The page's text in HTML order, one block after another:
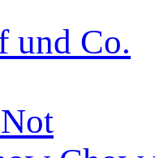
und Co.